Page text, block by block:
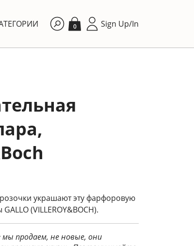
0 Sign Up/In
украшают эту фарфоровую
(VILLEROY&BOCH).
продаем, не новые, они